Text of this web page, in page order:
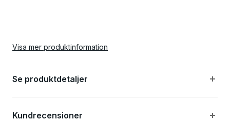
Visa mer produktinformation
Se produktdetaljer
Kundrecensioner